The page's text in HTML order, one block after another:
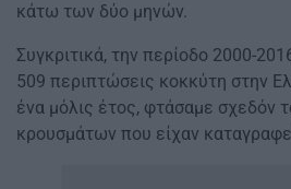
κάτω των δύο μηνών.
Συγκριτικά, την περίοδο 2000-
509 περιπτώσεις κοκκύτη στην
ένα μόλις έτος, φτάσαμε σχεδόν
κρουσμάτων που είχαν